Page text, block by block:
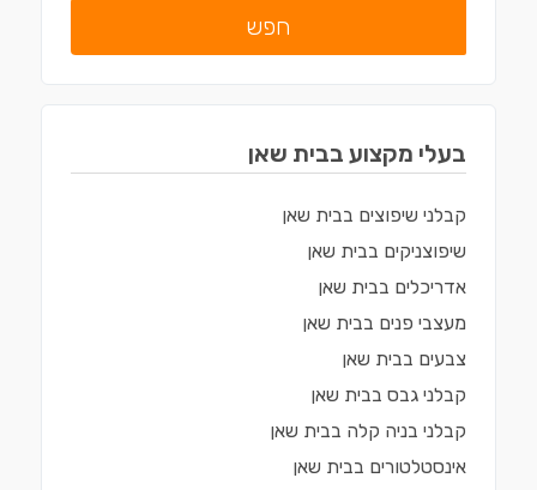
חפש
בעלי מקצוע בבית שאן
קבלני שיפוצים בבית שאן
שיפוצניקים בבית שאן
אדריכלים בבית שאן
מעצבי פנים בבית שאן
צבעים בבית שאן
קבלני גבס בבית שאן
קבלני בניה קלה בבית שאן
אינסטלטורים בבית שאן